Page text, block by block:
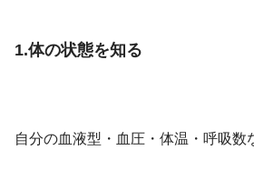
1.体の状態を知る
自分の血液型・血圧・体温・呼吸数